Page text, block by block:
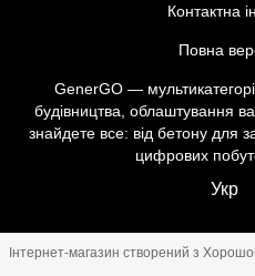
Контактна
Повна
GenerGO —
будівництва, облаштування
знайдете все: від бетону для
цифрових
Укр
Інтернет-магазин створений з